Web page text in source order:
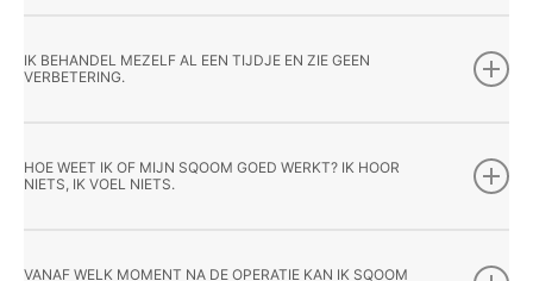
IK BEHANDEL MEZELF AL EEN TIJDJE EN ZIE GEEN
VERBETERING.
HOE WEET IK OF MIJN SQOOM GOED WERKT? IK HOOR
NIETS, IK VOEL NIETS.
VANAF WELK MOMENT NA DE OPERATIE KAN IK SQOOM